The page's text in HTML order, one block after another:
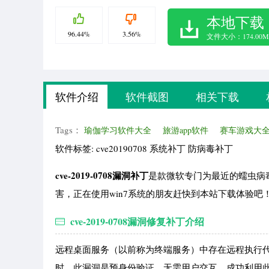
96.44% 3.56%
本地下载
文件大小：
软件介绍 软件截图 相关下载
Tags： 瑜伽学习软件大全 旅游app软件 赛车游戏大
软件标签: cve20190708 系统补丁 防病毒补丁
cve-2019-0708漏洞补丁是款微软专门为最近的蠕虫
害，正在使用win7系统的朋友赶快到本站下载体验吧！
cve-2019-0708漏洞修复补丁介绍
远程桌面服务（以前称为终端服务）中存在远程执